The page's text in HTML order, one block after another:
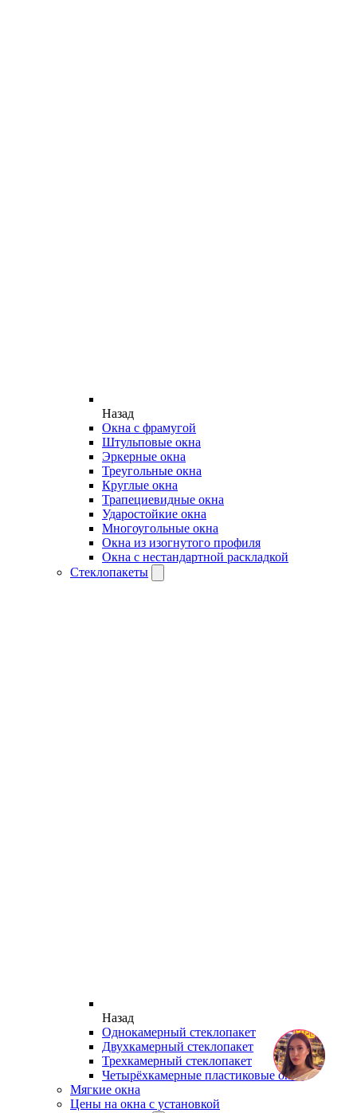
Назад
Окна с фрамугой
Штульповые окна
Эркерные окна
Треугольные окна
Круглые окна
Трапециевидные окна
Ударостойкие окна
Многоугольные окна
Окна из изогнутого профиля
Окна с нестандартной раскладкой
Стеклопакеты
Назад
Однокамерный стеклопакет
Двухкамерный стеклопакет
Трехкамерный стеклопакет
Четырёхкамерные пластиковые окна
Мягкие окна
Цены на окна с установкой